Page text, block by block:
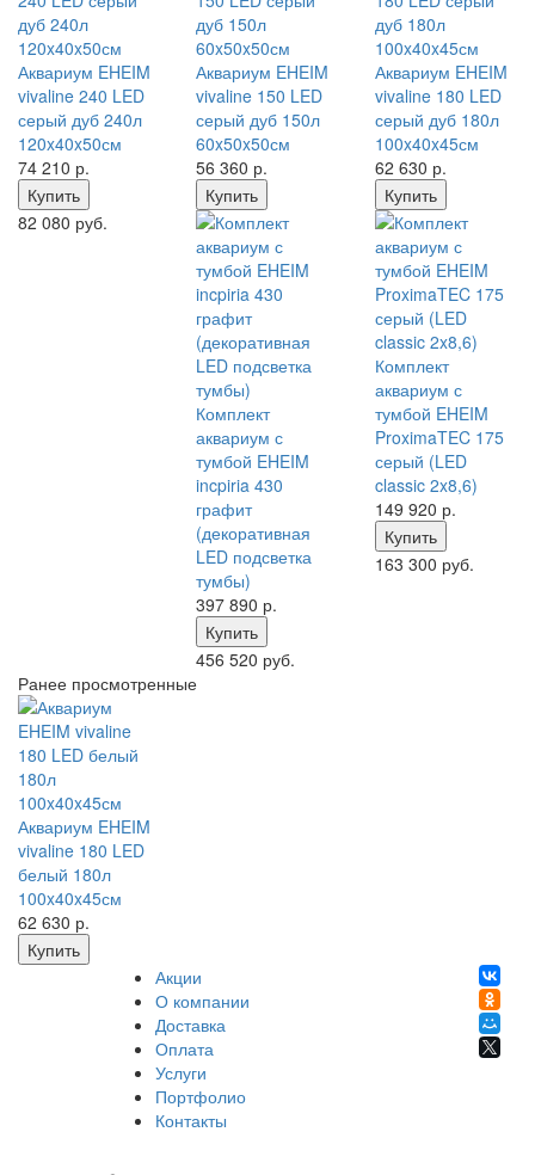
Аквариум EHEIM
vivaline 240 LED
серый дуб 240л
120x40x50см
74 210 р.
Купить
82 080 руб.
Аквариум EHEIM
vivaline 150 LED
серый дуб 150л
60x50x50см
56 360 р.
Купить
Аквариум EHEIM
vivaline 180 LED
серый дуб 180л
100x40x45см
62 630 р.
Купить
Комплект
аквариум с
тумбой EHEIM
incpiria 430
графит
(декоративная
LED подсветка
тумбы)
397 890 р.
Купить
456 520 руб.
Комплект
аквариум с
тумбой EHEIM
ProximaTEC 175
серый (LED
classic 2x8,6)
149 920 р.
Купить
163 300 руб.
Ранее просмотренные
Аквариум EHEIM
vivaline 180 LED
белый 180л
100x40x45см
62 630 р.
Купить
Акции
О компании
Доставка
Оплата
Услуги
Портфолио
Контакты